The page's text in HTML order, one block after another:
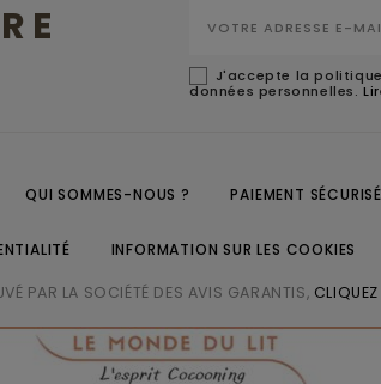
J'accepte la
données personnelles.
QUI SOMMES-NOUS ? PAIEMENT SÉCURISÉ
INFORMATION SUR LES COOKIES
PAR LA SOCIÉTÉ DES AVIS GARANTIS,